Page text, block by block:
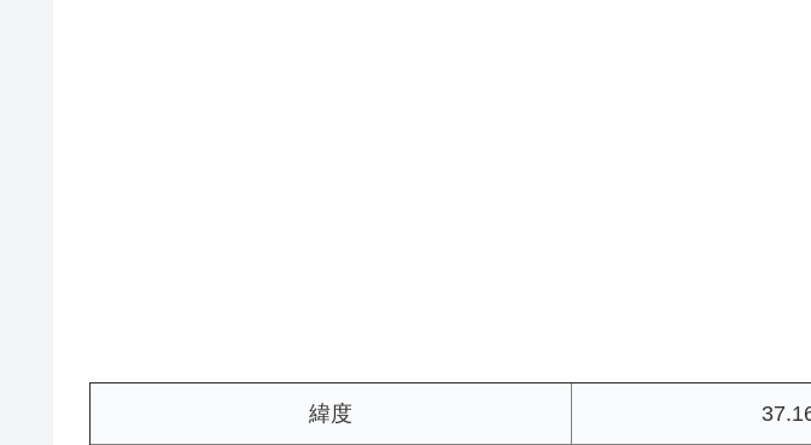
緯度